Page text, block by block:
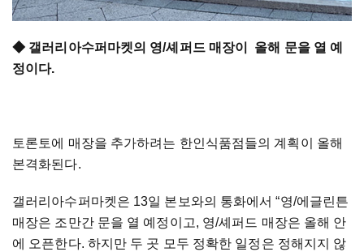
◆ 갤러리아수퍼마켓의 영/셰퍼드 매장이 올해 문을 열 예
정이다.
토론토에 매장을 추가하려는 한인식품점들의 계획이 올해
본격화된다.
갤러리아수퍼마켓은 13일 본보와의 통화에서 “영/에글린튼
매장은 조만간 문을 열 예정이고, 영/셰퍼드 매장은 올해 안
에 오픈한다. 하지만 두 곳 모두 정확한 일정은 정해지지 않